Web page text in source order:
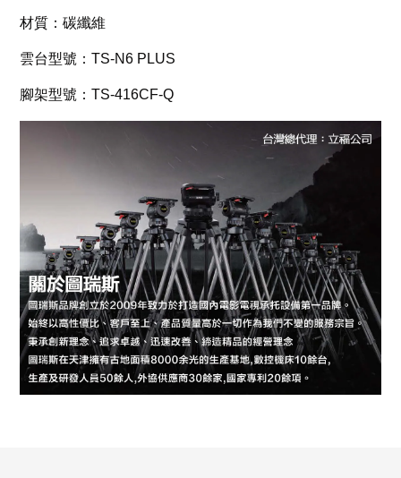
材質： 碳纖維
雲台型號： TS-N6 PLUS
腳架型號： TS-416CF-Q